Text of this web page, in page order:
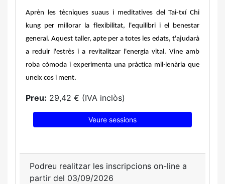
Aprèn les tècniques suaus i meditatives del Tai-txí Chi
kung per millorar la flexibilitat, l'equilibri i el benestar
general. Aquest taller, apte per a totes les edats, t'ajudarà
a reduir l'estrès i a revitalitzar l'energia vital. Vine amb
roba còmoda i experimenta una pràctica mil·lenària que
uneix cos i ment.
Preu: 29,42 € (IVA inclòs)
Veure sessions
Podreu realitzar les inscripcions on-line a
partir del 03/09/2026